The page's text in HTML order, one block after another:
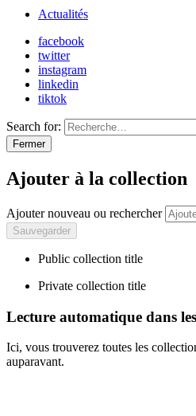
Actualités
facebook
twitter
instagram
linkedin
tiktok
Search for:
Fermer
Ajouter à la collection
Ajouter nouveau ou rechercher
Public collection title
Private collection title
Lecture automatique dans
Ici, vous trouverez toutes les
auparavant.